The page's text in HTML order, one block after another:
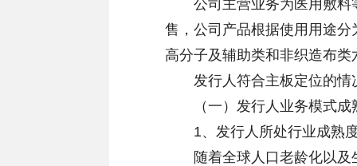
公司主营业务为医用敷料
售，公司产品根据使用用途
高分子及辅助类和非织造布类
发行人符合主板定位的情
（一）发行人业务模式成
1、发行人所处行业成熟度
随着全球人口老龄化以及